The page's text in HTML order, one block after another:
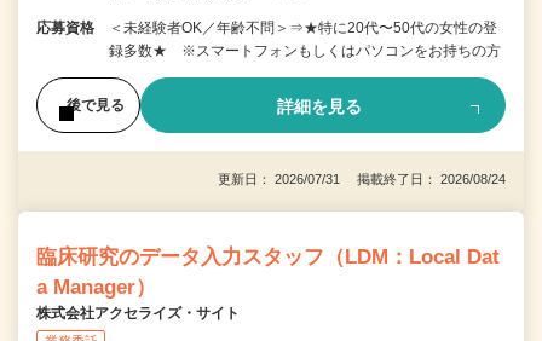
応募資格
＜未経験者OK／年齢不問＞⇒★特に20代〜50代の女性の登
録多数★ ※スマートフォンもしくはパソコンをお持ちの方
後で見る 詳細を見る
更新日： 2026/07/31 掲載終了日： 2026/08/24
臨床研究のデータ入力スタッフ（LDM：Local Dat
a Manager）
株式会社アクセライズ・サイト